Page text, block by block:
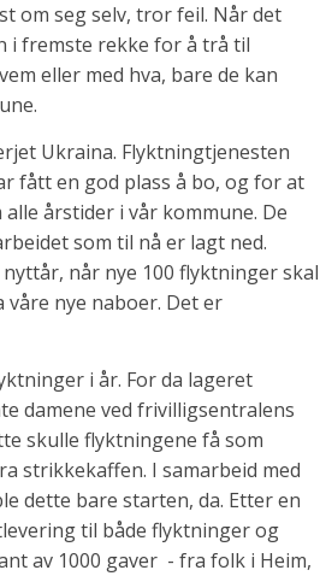
om seg selv, tror feil. Når det
i fremste rekke for å trå til
eller med hva, bare de kan
Ukraina. Flyktningtjenesten
fått en god plass å bo, og for at
årstider i vår kommune. De
som til nå er lagt ned.
når nye 100 flyktninger skal
nye naboer. Det er
i år. For da lageret
damene ved frivilligsentralens
skulle flyktningene få som
strikkekaffen. I samarbeid med
dette bare starten, da. Etter en
til både flyktninger og
av 1000 gaver - fra folk i Heim,